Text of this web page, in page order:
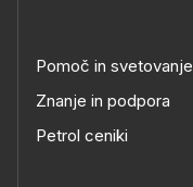
Pomoč in svetovanje
Znanje in podpora
Petrol ceniki